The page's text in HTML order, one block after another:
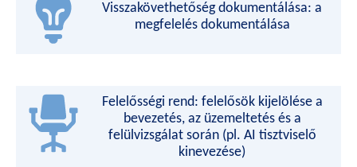
Visszakövethetőség dokumentálása: a
megfelelés dokumentálása
Felelősségi rend: felelősök kijelölése a
bevezetés, az üzemeltetés és a
felülvizsgálat során (pl. AI tisztviselő
kinevezése)